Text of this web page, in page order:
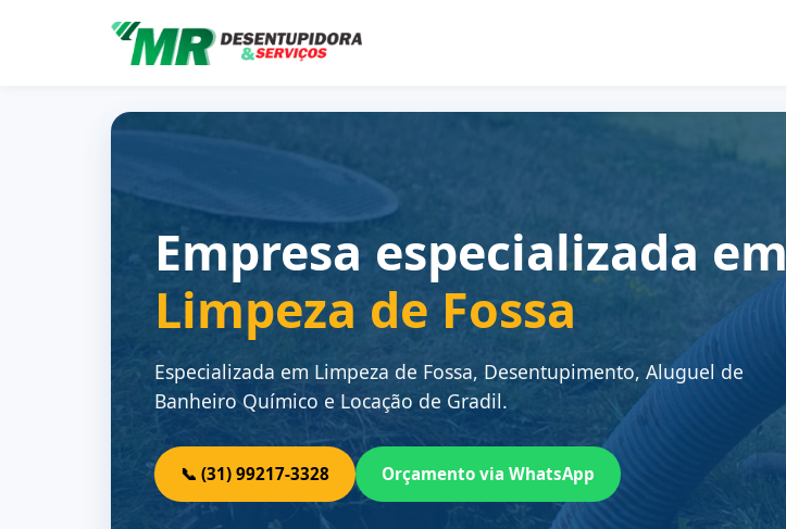
Empresa especializada em
Limpeza de Fossa
Especializada em Limpeza de Fossa, Desentupimento, Aluguel de
Banheiro Químico e Locação de Gradil.
📞 (31) 99217-3328 Orçamento via WhatsApp